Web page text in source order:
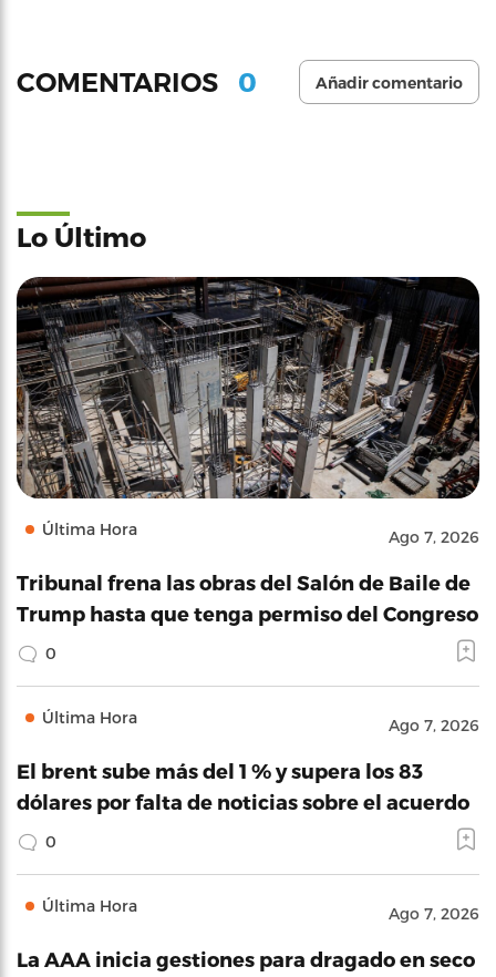
COMENTARIOS 0 Añadir comentario
Lo Último
Última Hora Ago 7, 2026
Tribunal frena las obras del Salón de Baile de
Trump hasta que tenga permiso del Congreso
0
Última Hora Ago 7, 2026
El brent sube más del 1 % y supera los 83
dólares por falta de noticias sobre el acuerdo
0
Última Hora Ago 7, 2026
La AAA inicia gestiones para dragado en seco